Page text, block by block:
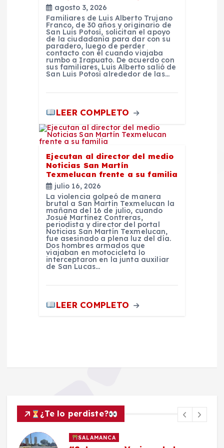
agosto 3, 2026
Familiares de Luis Alberto Trujano
Franco, de 30 años y originario de
San Luis Potosí, solicitan el apoyo
de la ciudadanía para dar con su
paradero, luego de perder
contacto con él cuando viajaba
rumbo a Irapuato. De acuerdo con
sus familiares, Luis Alberto salió de
San Luis Potosí alrededor de las…
LEER COMPLETO
Ejecutan al director del medio
Noticias San Martín
Texmelucan frente a su familia
julio 16, 2026
La violencia golpeó de manera
brutal a San Martín Texmelucan la
mañana del 16 de julio, cuando
Josué Martínez Contreras,
periodista y director del portal
Noticias San Martín Texmelucan,
fue asesinado a plena luz del día.
Dos hombres armados que
viajaban en motocicleta lo
interceptaron en la junta auxiliar
de San Lucas…
LEER COMPLETO
¿Te lo perdiste?
SALAMANCA